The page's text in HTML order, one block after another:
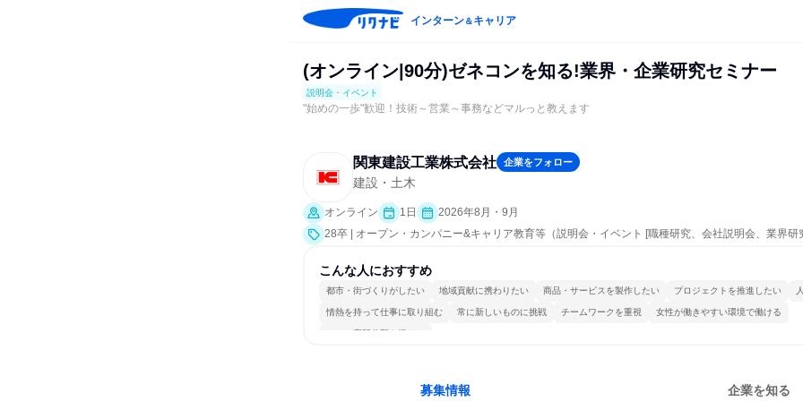
インターン＆キャリア
(オンライン|90分)ゼネコンを知る!業界・企業研究セミナー
説明会・イベント
"始めの一歩"歓迎！技術～営業～事務などマルっと教えます
関東建設工業株式会社 企業をフォロー
建設・土木
オンライン 1日
2026年8月・9月
28卒 | オープン・カンパニー&キャリア教育等（説明会・イベント [職種研究、会社説明会、業界研
こんな人におすすめ
都市・街づくりがしたい 地域貢献に携わりたい 商品・サービスを製作したい プロジェクトを推進したい
情熱を持って仕事に取り組む 常に新しいものに挑戦 チームワークを重視 女性が働きやすい環境で働ける
一つの専門分野を極める
募集情報 企業を知る